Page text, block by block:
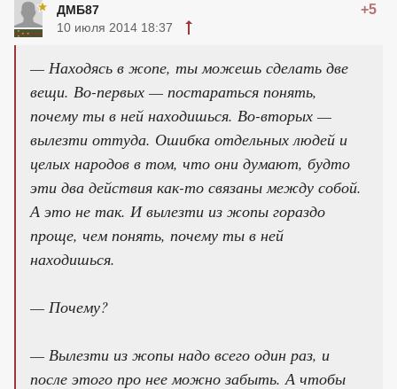
ДМБ87 +5
10 июля 2014 18:37
— Находясь в жопе, ты можешь сделать две
вещи. Во-первых — постараться понять,
почему ты в ней находишься. Во-вторых —
вылезти оттуда. Ошибка отдельных людей и
целых народов в том, что они думают, будто
эти два действия как-то связаны между собой.
А это не так. И вылезти из жопы гораздо
проще, чем понять, почему ты в ней
находишься.
— Почему?
— Вылезти из жопы надо всего один раз, и
после этого про нее можно забыть. А чтобы